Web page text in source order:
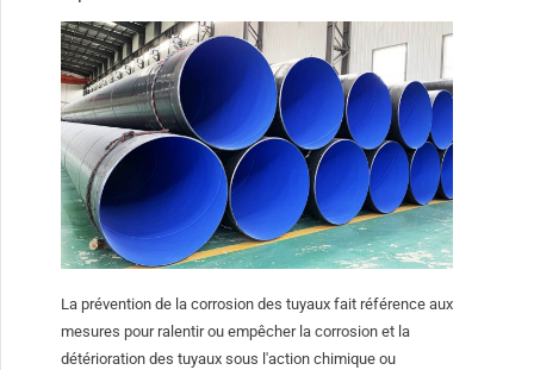
La prévention de la corrosion des tuyaux fait référence aux
mesures pour ralentir ou empêcher la corrosion et la
détérioration des tuyaux sous l'action chimique ou